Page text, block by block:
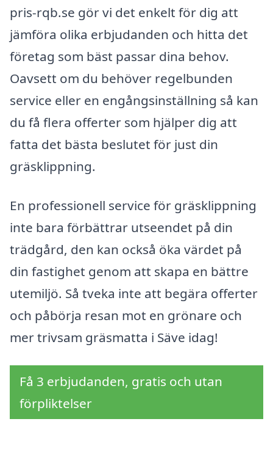
pris-rqb.se gör vi det enkelt för dig att
jämföra olika erbjudanden och hitta det
företag som bäst passar dina behov.
Oavsett om du behöver regelbunden
service eller en engångsinställning så kan
du få flera offerter som hjälper dig att
fatta det bästa beslutet för just din
gräsklippning.
En professionell service för gräsklippning
inte bara förbättrar utseendet på din
trädgård, den kan också öka värdet på
din fastighet genom att skapa en bättre
utemiljö. Så tveka inte att begära offerter
och påbörja resan mot en grönare och
mer trivsam gräsmatta i Säve idag!
Få 3 erbjudanden, gratis och utan
förpliktelser